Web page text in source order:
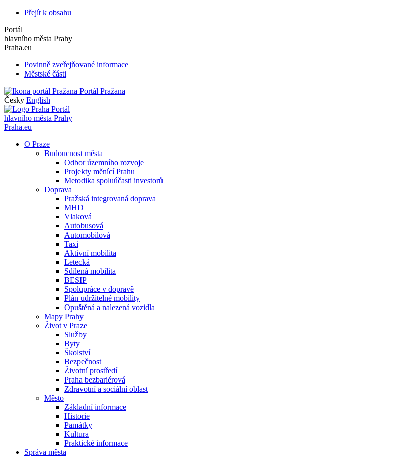
Přejít k obsahu
Portál
hlavního města Prahy
Praha.eu
Povinně zveřejňované informace
Městské části
Portál Pražana
Česky English
Portál
hlavního města Prahy
Praha.eu
O Praze
Budoucnost města
Odbor územního rozvoje
Projekty měnící Prahu
Metodika spoluúčasti investorů
Doprava
Pražská integrovaná doprava
MHD
Vlaková
Autobusová
Automobilová
Taxi
Aktivní mobilita
Letecká
Sdílená mobilita
BESIP
Spolupráce v dopravě
Plán udržitelné mobility
Opuštěná a nalezená vozidla
Mapy Prahy
Život v Praze
Služby
Byty
Školství
Bezpečnost
Životní prostředí
Praha bezbariérová
Zdravotní a sociální oblast
Město
Základní informace
Historie
Památky
Kultura
Praktické informace
Správa města